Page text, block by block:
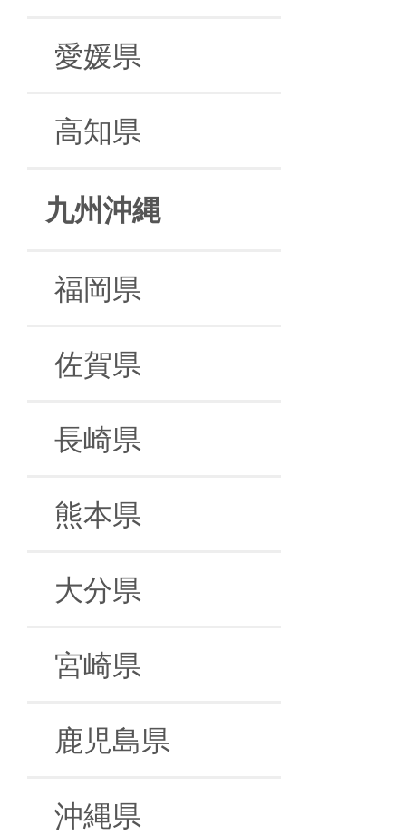
愛媛県
高知県
九州沖縄
福岡県
佐賀県
長崎県
熊本県
大分県
宮崎県
鹿児島県
沖縄県